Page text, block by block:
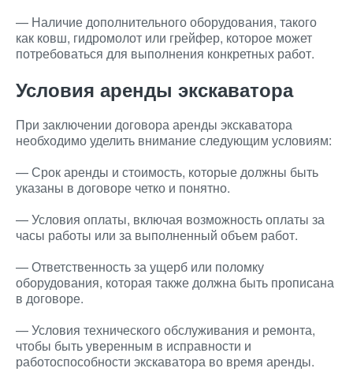
— Наличие дополнительного оборудования, такого
как ковш, гидромолот или грейфер, которое может
потребоваться для выполнения конкретных работ.
Условия аренды экскаватора
При заключении договора аренды экскаватора
необходимо уделить внимание следующим условиям:
— Срок аренды и стоимость, которые должны быть
указаны в договоре четко и понятно.
— Условия оплаты, включая возможность оплаты за
часы работы или за выполненный объем работ.
— Ответственность за ущерб или поломку
оборудования, которая также должна быть прописана
в договоре.
— Условия технического обслуживания и ремонта,
чтобы быть уверенным в исправности и
работоспособности экскаватора во время аренды.